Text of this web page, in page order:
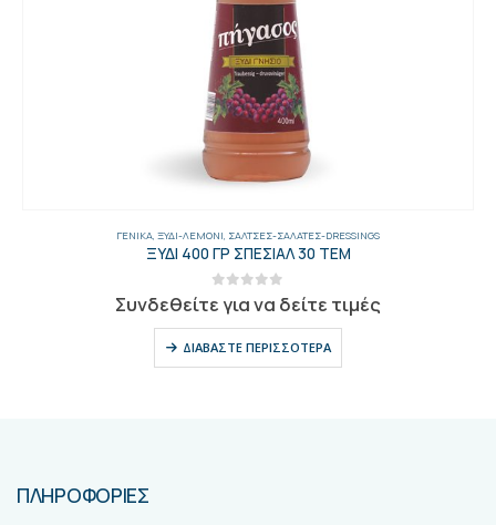
ΓΕΝΙΚΑ, ΞΎΔΙ-ΛΕΜΌΝΙ, ΣΆΛΤΣΕΣ-ΣΑΛΆΤΕΣ-DRESSINGS
ΞΥΔΙ 400 ΓΡ ΣΠΕΣΙΑΛ 30 ΤΕΜ
out of 5
Συνδεθείτε για να δείτε τιμές
ΔΙΑΒΆΣΤΕ ΠΕΡΙΣΣΌΤΕΡΑ
ΠΛΗΡΟΦΟΡΙΕΣ